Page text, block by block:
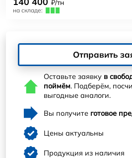
₽/тн
на складе:
Отправить
Оставьте заявку в
поймём. Подберём,
выгодные аналоги.
Вы получите готовое
Цены актуальны
Продукция из наличия